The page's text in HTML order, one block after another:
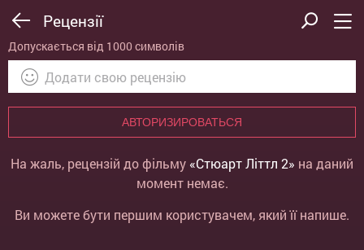
Рецензії
Допускається від 1000 символів
АВТОРИЗИРОВАТЬСЯ
На жаль, рецензій до фільму «Стюарт Літтл 2» на даний
момент немає.
Ви можете бути першим користувачем, який її напише.